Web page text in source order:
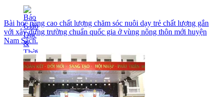
Bài học nâng cao chất lượng chăm sóc nuôi dạy trẻ chất lượng gắn
với xây dựng trường chuẩn quốc gia ở vùng nông thôn mới huyện
Nam Sách.